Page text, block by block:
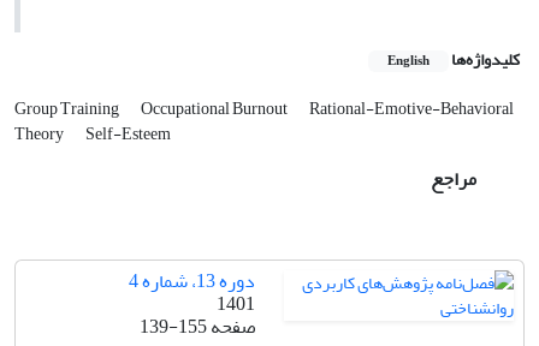
کلیدواژه‌ها English
Group Training Occupational Burnout Rational-Emotive-Behavioral
Theory Self-Esteem
مراجع
دوره 13، شماره 4
1401
صفحه139-155